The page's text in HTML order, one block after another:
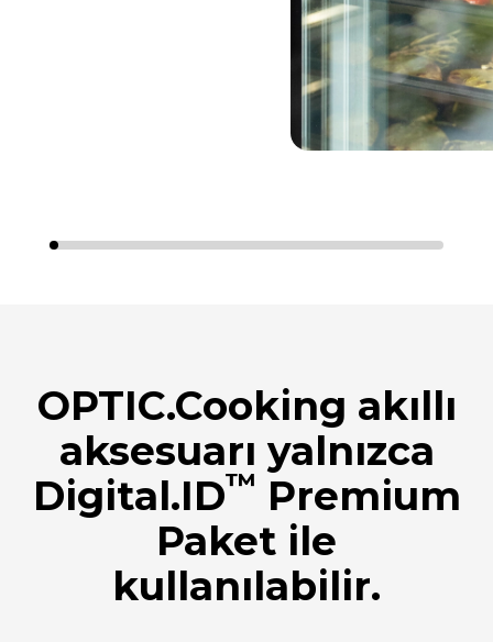
OPTIC.Cooking akıllı
aksesuarı yalnızca
Digital.ID™ Premium
Paket ile
kullanılabilir.